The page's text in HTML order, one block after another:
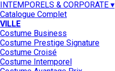
INTEMPORELS & CORPORATE ▾
Catalogue Complet
VILLE
Costume Business
Costume Prestige Signature
Costume Croisé
Costume Intemporel